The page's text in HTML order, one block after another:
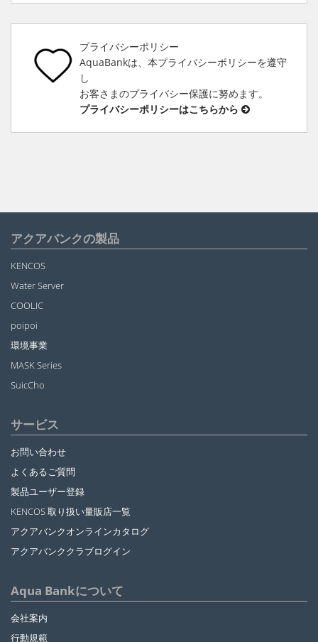
プライバシーポリシー
AquaBankは、本プライバシーポリシーを遵守
し
お客さまのプライバシー保護に努めます。
プライバシーポリシーはこちらから
アクアバンクの製品
KENCOS
Water Server
COOLIC
poipoi
環境事業
MASK Series
SuicCho
サービス
お問い合わせ
よくあるご質問
製品ユーザー登録
KENCOS 取り扱い量販店一覧
アクアバンクオンラインカタログ
アクアバンククラブログイン
Aqua Bankについて
会社案内
行動規範